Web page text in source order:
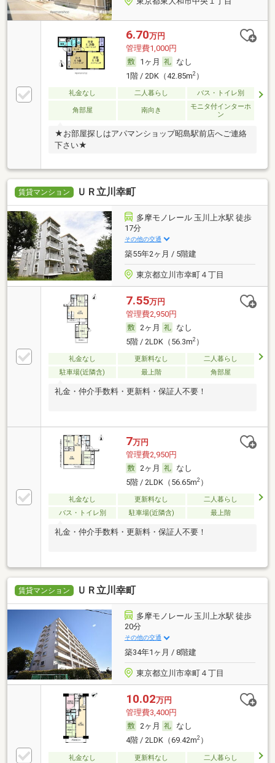
6.70万円
管理費1,000円
1ヶ月
なし
1階 / 2DK（42.85m2）
礼金なし 二人暮らし バス・トイレ別
角部屋 南向き
モニタ付インターホ
ン
★お部屋探しはアパマンショップ昭島駅前店へご連絡
下さい★
賃貸マンション ＵＲ立川幸町
多摩モノレール 玉川上水駅 徒歩
17分
その他の交通
築55年2ヶ月 / 5階建
東京都立川市幸町４丁目
7.55万円
管理費2,950円
2ヶ月
なし
5階 / 2LDK（56.3m2）
礼金なし 更新料なし
二人暮らし
駐車場(近隣含)
最上階 角部屋
礼金・仲介手数料・更新料・保証人不要！
7万円
管理費2,950円
2ヶ月
なし
5階 / 2LDK（56.65m2）
礼金なし 更新料なし
二人暮らし
バス・トイレ別
駐車場(近隣含) 最上階
礼金・仲介手数料・更新料・保証人不要！
賃貸マンション ＵＲ立川幸町
多摩モノレール 玉川上水駅 徒歩
20分
その他の交通
築34年1ヶ月 / 8階建
東京都立川市幸町４丁目
10.02万円
管理費3,400円
2ヶ月
なし
4階 / 2LDK（69.42m2）
礼金なし 更新料なし
二人暮らし